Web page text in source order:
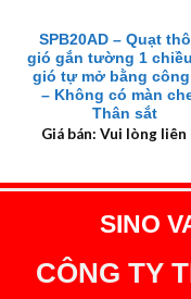
SPB20AD – Quạt
gió gắn tường 1
gió tự mở bằng
– Không có màn
Thân sắt
Giá bán: Vui lòng liên
SINO
CÔNG TY